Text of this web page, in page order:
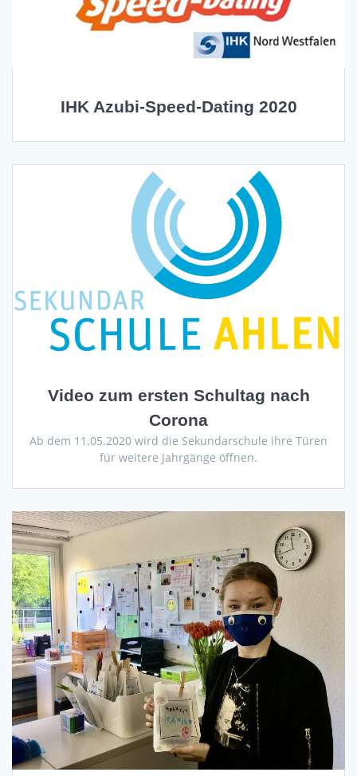
IHK Azubi-Speed-Dating 2020
Video zum ersten Schultag nach
Corona
Ab dem 11.05.2020 wird die Sekundarschule ihre Türen
für weitere Jahrgänge öffnen.